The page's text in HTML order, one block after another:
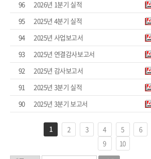
96
2026년 1분기 실적
95
2025년 4분기 실적
94
2025년 사업보고서
93
2025년 연결감사보고서
92
2025년 감사보고서
91
2025년 3분기 실적
90
2025년 3분기 보고서
1 2 3 4 5 6
9
10